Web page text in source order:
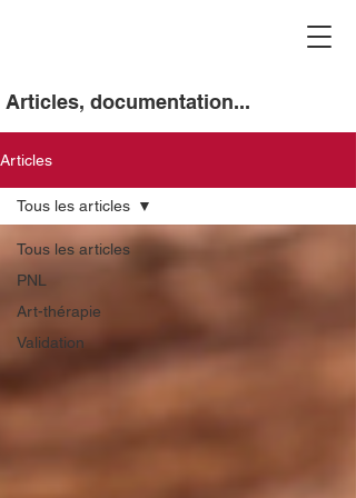
Articles, documentation...
Articles
Tous les articles
PNL
Art-thérapie
Validation
Tous les articles